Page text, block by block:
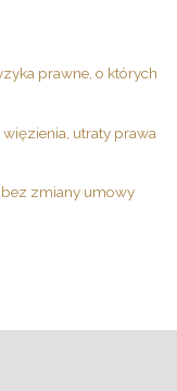
prawne, o których
utraty prawa
bez zmiany umowy